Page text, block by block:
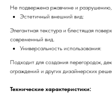
Не подвержена ржавчине и разрушению,
Эстетичный внешний вид:
Элегантная текстура и блестящая
современный вид.
Универсальность использования:
Подходит для создания перегородок,
ограждений и других дизайнерских
Технические характеристики: